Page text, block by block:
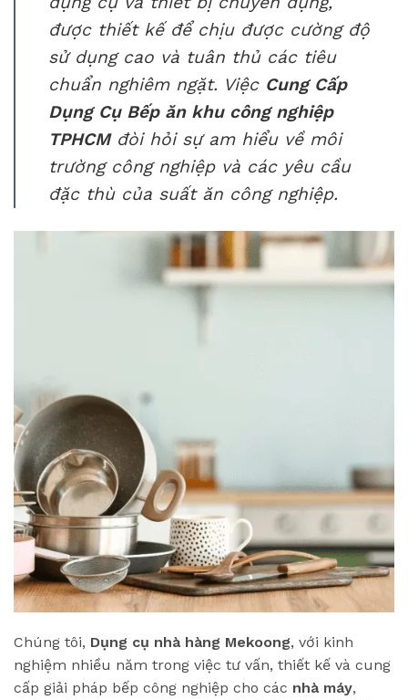
được thiết kế để chịu được cường độ
sử dụng cao và tuân thủ các tiêu
chuẩn nghiêm ngặt. Việc Cung Cấp
Dụng Cụ Bếp ăn khu công nghiệp
TPHCMđòi hỏi sự am hiểu về môi
trường công nghiệp và các yêu cầu
đặc thù của suất ăn công nghiệp.
Chúng tôi, Dụng cụ nhà hàng Mekoong, với kinh
nghiệm nhiều năm trong việc tư vấn, thiết kế và cung
cấp giải pháp bếp công nghiệp cho các nhà máy,